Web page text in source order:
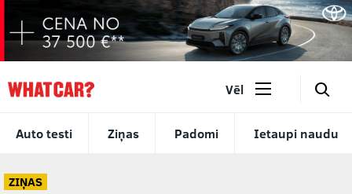
Auto testi Ziņas Padomi Ietaupi naudu
Vēl 🔎
ZIŅAS